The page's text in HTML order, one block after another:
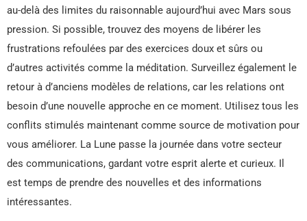
au-delà des limites du raisonnable aujourd’hui avec Mars sous
pression. Si possible, trouvez des moyens de libérer les
frustrations refoulées par des exercices doux et sûrs ou
d’autres activités comme la méditation. Surveillez également le
retour à d’anciens modèles de relations, car les relations ont
besoin d’une nouvelle approche en ce moment. Utilisez tous les
conflits stimulés maintenant comme source de motivation pour
vous améliorer. La Lune passe la journée dans votre secteur
des communications, gardant votre esprit alerte et curieux. Il
est temps de prendre des nouvelles et des informations
intéressantes.